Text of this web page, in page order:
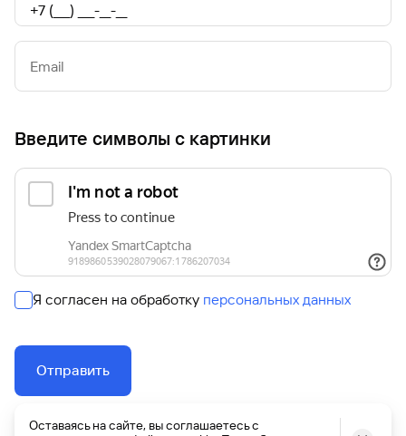
Email
Введите символы с картинки
Я согласен на обработку персональных данных
Отправить
Оставаясь на сайте, вы соглашаетесь с